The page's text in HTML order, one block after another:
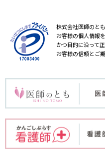
株式会社医師のとも
お客様の個人情報
かつ目的に沿って
お客様の信頼とご